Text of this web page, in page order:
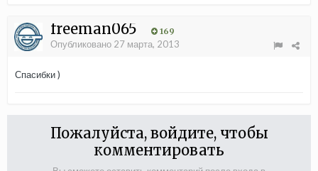
freeman065 169
Опубликовано 27 марта, 2013
Спасибки )
Пожалуйста, войдите, чтобы
комментировать